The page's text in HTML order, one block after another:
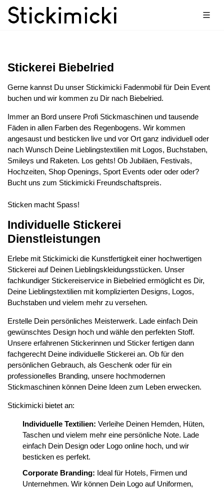
Stickerei Biebelried
Gerne kannst Du unser Stickimicki Fadenmobil für Dein Event
buchen und wir kommen zu Dir nach Biebelried.
Immer an Bord unsere Profi Stickmaschinen und tausende
Fäden in allen Farben des Regenbogens. Wir kommen
angesaust und besticken live und vor Ort ganz individuell oder
nach Wunsch Deine Lieblingstextilien mit Logos, Buchstaben,
Smileys und Raketen. Los gehts! Ob Jubiläen, Festivals,
Hochzeiten, Shop Openings, Sport Events oder oder oder?
Bucht uns zum Stickimicki Freundschaftspreis.
Sticken macht Spass!
Individuelle Stickerei
Dienstleistungen
Erlebe mit Stickimicki die Kunstfertigkeit einer hochwertigen
Stickerei auf Deinen Lieblingskleidungsstücken. Unser
fachkundiger Stickereiservice in Biebelried ermöglicht es Dir,
Deine Lieblingstextilien mit komplizierten Designs, Logos,
Buchstaben und vielem mehr zu versehen.
Erstelle Dein persönliches Meisterwerk. Lade einfach Dein
gewünschtes Design hoch und wähle den perfekten Stoff.
Unsere erfahrenen Stickerinnen und Sticker fertigen dann
fachgerecht Deine individuelle Stickerei an. Ob für den
persönlichen Gebrauch, als Geschenk oder für ein
professionelles Branding, unsere hochmodernen
Stickmaschinen können Deine Ideen zum Leben erwecken.
Stickimicki bietet an:
Individuelle Textilien: Verleihe Deinen Hemden, Hüten,
Taschen und vielem mehr eine persönliche Note. Lade
einfach Dein Design oder Logo online hoch, und wir
besticken es perfekt.
Corporate Branding: Ideal für Hotels, Firmen und
Unternehmen. Wir können Dein Logo auf Uniformen,